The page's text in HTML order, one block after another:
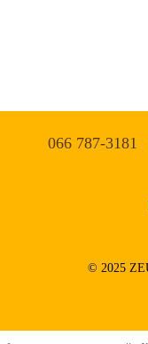
066 787-3181
© 2025